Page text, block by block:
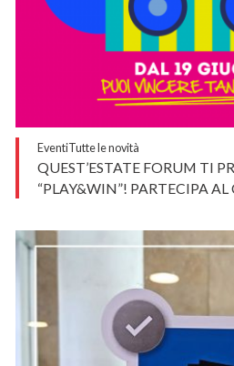
EventiTutte le novità
QUEST’ESTATE FORUM TI
“PLAY&WIN”! PARTECIPA AL